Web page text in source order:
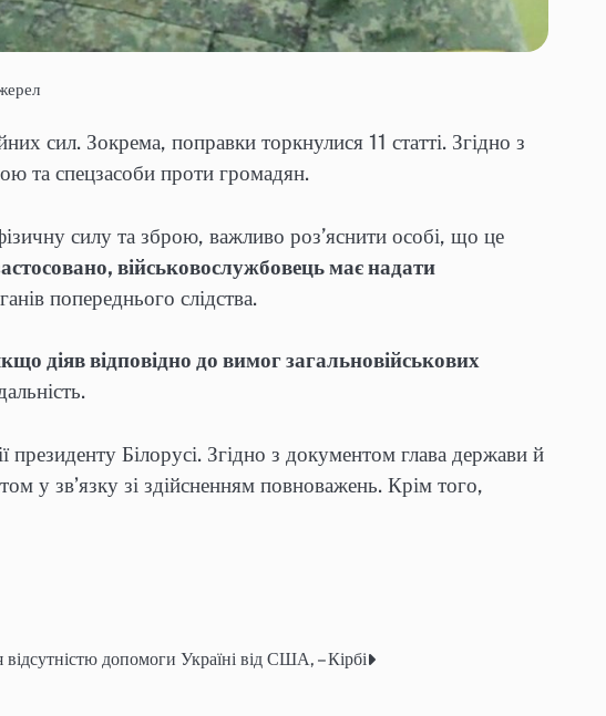
сил. Зокрема, поправки торкнулися 11 статті. Згідно з
та спецзасоби проти громадян.
силу та зброю, важливо роз’яснити особі, що це
військовослужбовець має надати
попереднього слідства.
діяв відповідно до вимог загальновійськових
президенту Білорусі. Згідно з документом глава держави й
у звʼязку зі здійсненням повноважень. Крім того,
відсутністю допомоги Україні від США, – Кірбі